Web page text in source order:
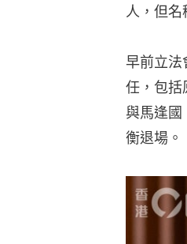
人，但名
早前立法
任，包括
與馬逢國
衡退場。